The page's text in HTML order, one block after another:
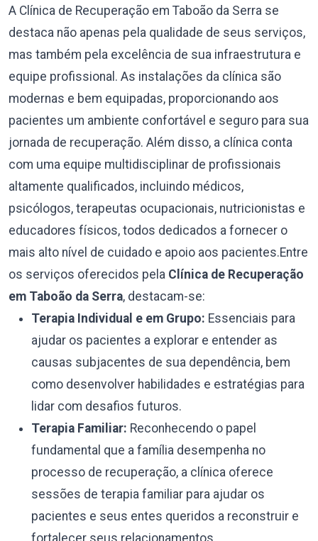
A Clínica de Recuperação em Taboão da Serra se
destaca não apenas pela qualidade de seus serviços,
mas também pela excelência de sua infraestrutura e
equipe profissional. As instalações da clínica são
modernas e bem equipadas, proporcionando aos
pacientes um ambiente confortável e seguro para sua
jornada de recuperação. Além disso, a clínica conta
com uma equipe multidisciplinar de profissionais
altamente qualificados, incluindo médicos,
psicólogos, terapeutas ocupacionais, nutricionistas e
educadores físicos, todos dedicados a fornecer o
mais alto nível de cuidado e apoio aos pacientes.Entre
os serviços oferecidos pela Clínica de Recuperação
em Taboão da Serra, destacam-se:
Terapia Individual e em Grupo: Essenciais para
ajudar os pacientes a explorar e entender as
causas subjacentes de sua dependência, bem
como desenvolver habilidades e estratégias para
lidar com desafios futuros.
Terapia Familiar: Reconhecendo o papel
fundamental que a família desempenha no
processo de recuperação, a clínica oferece
sessões de terapia familiar para ajudar os
pacientes e seus entes queridos a reconstruir e
fortalecer seus relacionamentos.